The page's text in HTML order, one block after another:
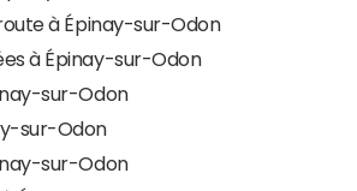
à Épinay-sur-Odon
à Épinay-sur-Odon
sur-Odon
sur-Odon
sur-Odon